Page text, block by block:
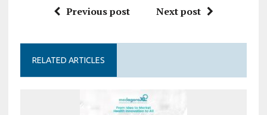
Previous post Next post
RELATED ARTICLES